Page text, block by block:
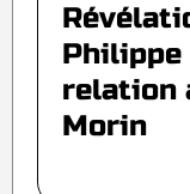
Philippe
relation
Morin